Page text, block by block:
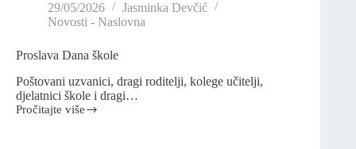
29/05/2026
Jasminka Devčić
Novosti - Naslovna
Proslava Dana škole
Poštovani uzvanici, dragi roditelji, kolege učitelji,
djelatnici škole i dragi…
Pročitajte više